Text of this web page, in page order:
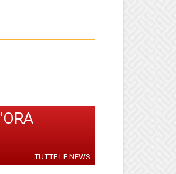
TUTTE LE NEWS